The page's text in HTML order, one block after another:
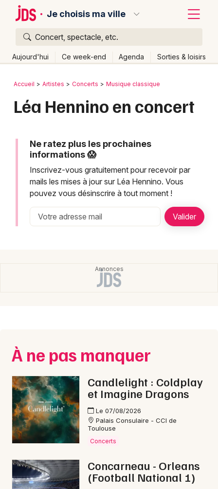
Je choisis ma ville
Concert, spectacle, etc.
Aujourd'hui Ce week-end Agenda Sorties & loisirs
Publier un événement
Grands événements
Activité & Expérience
Manifestations
Foires & salons
Expos
Sorties & loisirs
Newsletter des sorties
Artistes en tournée
Actualités
Bordeaux
Marseille
Montpellier
Retour
Accueil Artistes Concerts Musique classique
Léa Hennino en concert
Ne ratez plus les prochaines
informations 😱
Inscrivez-vous gratuitement pour recevoir par
mails les mises à jour sur Léa Hennino. Vous
pouvez vous désinscrire à tout moment !
À ne pas manquer
Candlelight : Coldplay
et Imagine Dragons
Le 07/08/2026
Palais Consulaire - CCI de
Toulouse
Concerts
Concarneau - Orleans
(Football National 1)
Quoi ?
Où ?
Quand ?